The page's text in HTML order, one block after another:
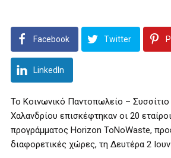
Facebook Twitter
LinkedIn
Το Κοινωνικό Παντοπωλείο –
Χαλανδρίου επισκέφτηκαν οι 20
προγράμματος Horizon ToNoWaste,
διαφορετικές χώρες, τη Δευτέρα 2